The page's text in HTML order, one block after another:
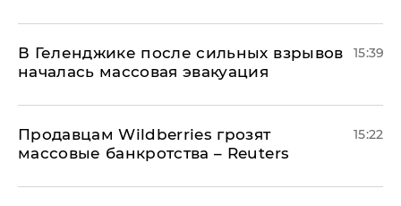
В Геленджике после сильных взрывов
началась массовая эвакуация
15:39
Продавцам Wildberries грозят
массовые банкротства – Reuters
15:22